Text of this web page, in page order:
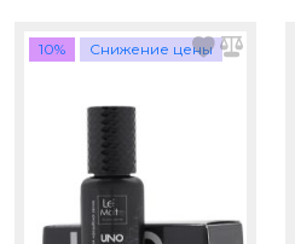
10% Снижение цены